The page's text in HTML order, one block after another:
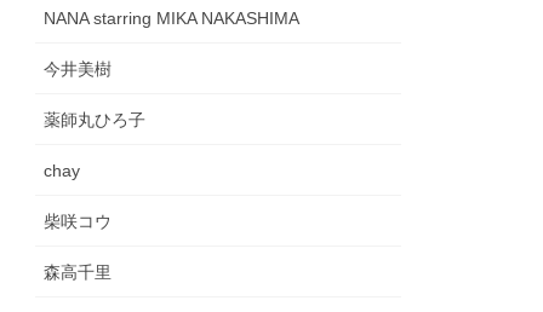
NANA starring MIKA NAKASHIMA
今井美樹
薬師丸ひろ子
chay
柴咲コウ
森高千里